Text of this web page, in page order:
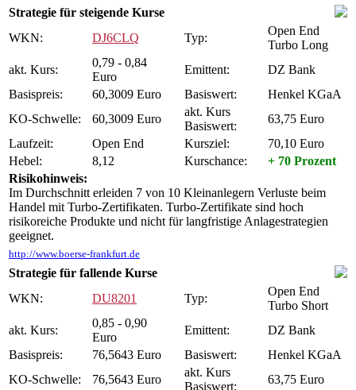
Strategie für steigende Kurse
WKN:
DJ6CLQ Typ:
Open End
Turbo Long
akt. Kurs:
0,79 - 0,84
Euro
Emittent:
DZ Bank
Basispreis:
60,3009 Euro Basiswert:
Henkel KGaA
KO-Schwelle:
60,3009 Euro
akt. Kurs
Basiswert:
63,75 Euro
Laufzeit:
Open End Kursziel:
70,10 Euro
Hebel:
8,12 Kurschance:
+ 70 Prozent
Risikohinweis:
Im Durchschnitt erleiden 7 von 10 Kleinanlegern Verluste beim
Handel mit Turbo-Zertifikaten. Turbo-Zertifikate sind hoch
risikoreiche Produkte und nicht für langfristige Anlagestrategien
geeignet.
http://www.boerse-frankfurt.de
Strategie für fallende Kurse
WKN:
DU8201 Typ:
Open End
Turbo Short
akt. Kurs:
0,85 - 0,90
Euro
Emittent:
DZ Bank
Basispreis:
76,5643 Euro Basiswert:
Henkel KGaA
KO-Schwelle:
76,5643 Euro
akt. Kurs
Basiswert:
63,75 Euro